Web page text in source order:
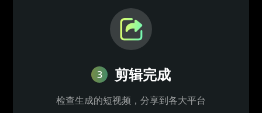
3 剪辑完成
检查生成的短视频，分享到各大平台